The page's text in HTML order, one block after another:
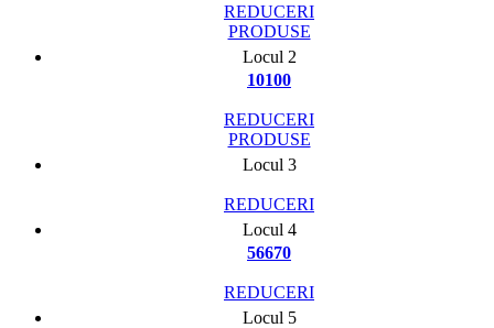
REDUCERI
PRODUSE
Locul 2
10100
REDUCERI
PRODUSE
Locul 3
REDUCERI
Locul 4
56670
REDUCERI
Locul 5